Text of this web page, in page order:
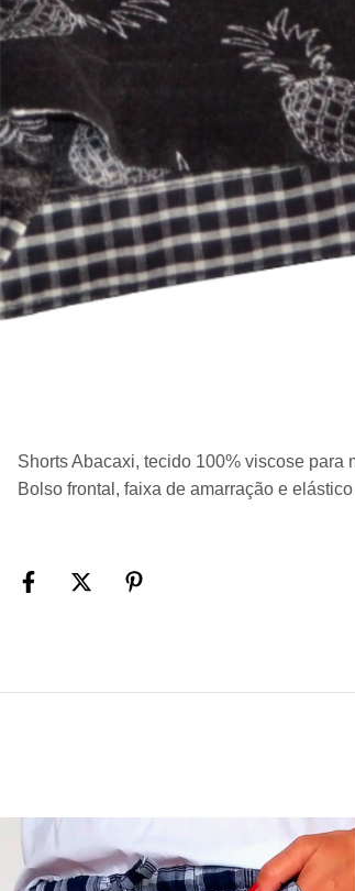
Shorts Abacaxi, tecido 100% viscose para
Bolso frontal, faixa de amarração e